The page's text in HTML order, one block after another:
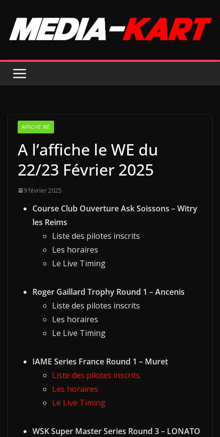
contenu
AFFICHE WE
A l’affiche le WE du
22/23 Février 2025
9 février 2025
Course Club Ouverture Ask Soissons – Witry
les Reims
Liste des pilotes inscrits
Les horaires
Le Live Timing
Roger Gaillard Trophy Round 1 – Ancenis
Liste des pilotes inscrits
Les horaires
Le Live Timing
IAME Series France Round 1 – Muret
Liste des pilotes inscrits
Les horaires
Le Live Timing
WSK Super Master Series Round 3 – LONATO